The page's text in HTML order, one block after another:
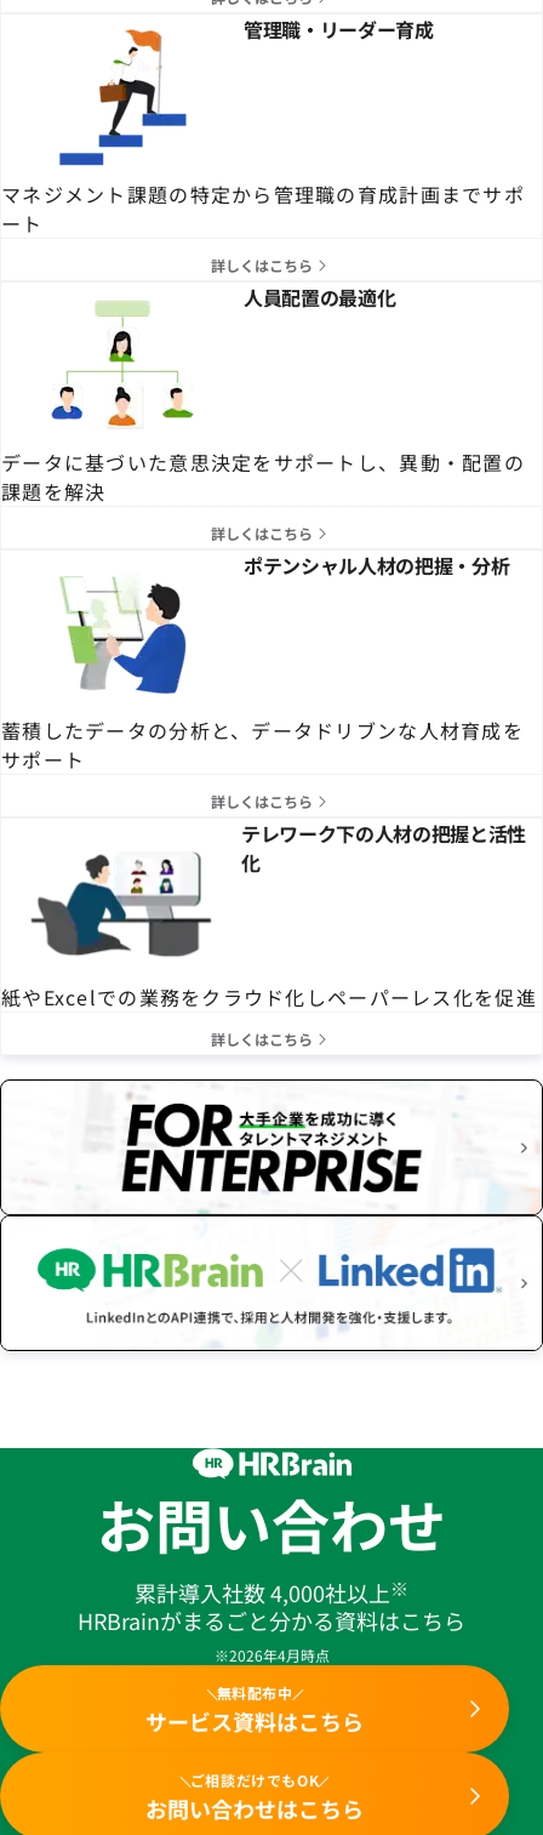
管理職・リーダー育成
マネジメント課題の特定から管理職の育成計画までサポ
ート
詳しくはこちら
人員配置の最適化
データに基づいた意思決定をサポートし、異動・配置の
課題を解決
詳しくはこちら
ポテンシャル人材の把握・分析
蓄積したデータの分析と、データドリブンな人材育成を
サポート
詳しくはこちら
テレワーク下の人材の把握と活性
化
紙やExcelでの業務をクラウド化しペーパーレス化を促進
詳しくはこちら
お問い合わせ
累計導入社数 4,000社以上※
HRBrainがまるごと分かる資料はこちら
※2026年4月時点
無料配布中
サービス資料はこちら
ご相談だけでもOK
お問い合わせはこちら